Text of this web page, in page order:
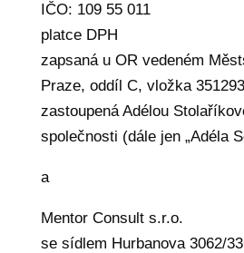
IČO: 109 55 011
platce DPH
zapsaná u OR vedeném
Praze, oddíl C, vložka 351293
zastoupená Adélou
společnosti (dále jen „Adéla
a
Mentor Consult s.r.o.
se sídlem Hurbanova 3062/